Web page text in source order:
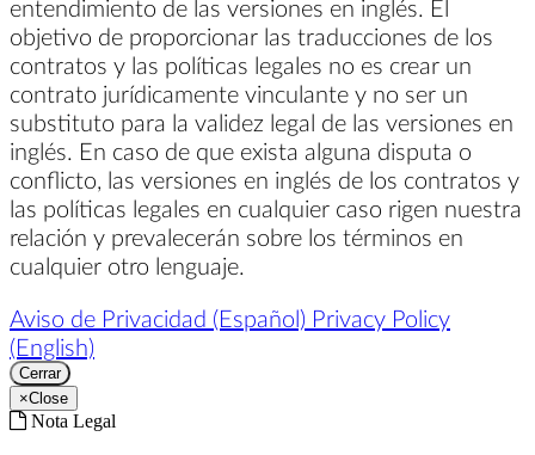
entendimiento de las versiones en inglés. El
objetivo de proporcionar las traducciones de los
contratos y las políticas legales no es crear un
contrato jurídicamente vinculante y no ser un
substituto para la validez legal de las versiones en
inglés. En caso de que exista alguna disputa o
conflicto, las versiones en inglés de los contratos y
las políticas legales en cualquier caso rigen nuestra
relación y prevalecerán sobre los términos en
cualquier otro lenguaje.
Aviso de Privacidad (Español) Privacy Policy
(English)
Cerrar
×Close
Nota Legal